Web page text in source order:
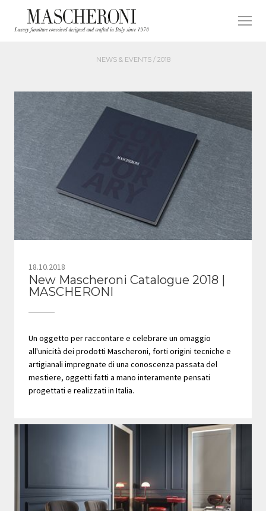
NEWS & EVENTS / 2018
18.10.2018
New Mascheroni Catalogue 2018 |
MASCHERONI
Un oggetto per raccontare e celebrare un omaggio
all'unicità dei prodotti Mascheroni, forti origini tecniche e
artigianali impregnate di una conoscenza passata del
mestiere, oggetti fatti a mano interamente pensati
progettati e realizzati in Italia.